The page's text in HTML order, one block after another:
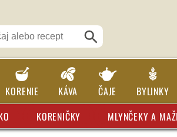
KORENIE KÁVA ČAJE BYLINKY
KORENIČKY MLYNČEKY A